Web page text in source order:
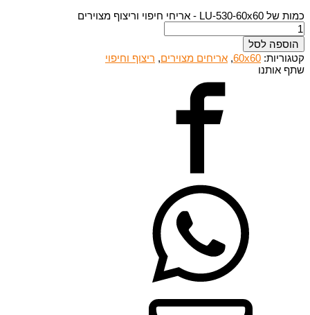
כמות של LU-530-60x60 - אריחי חיפוי וריצוף מצוירים
הוספה לסל
קטגוריות: 60x60
, אריחים מצוירים, ריצוף וחיפוי
שתף אותנו